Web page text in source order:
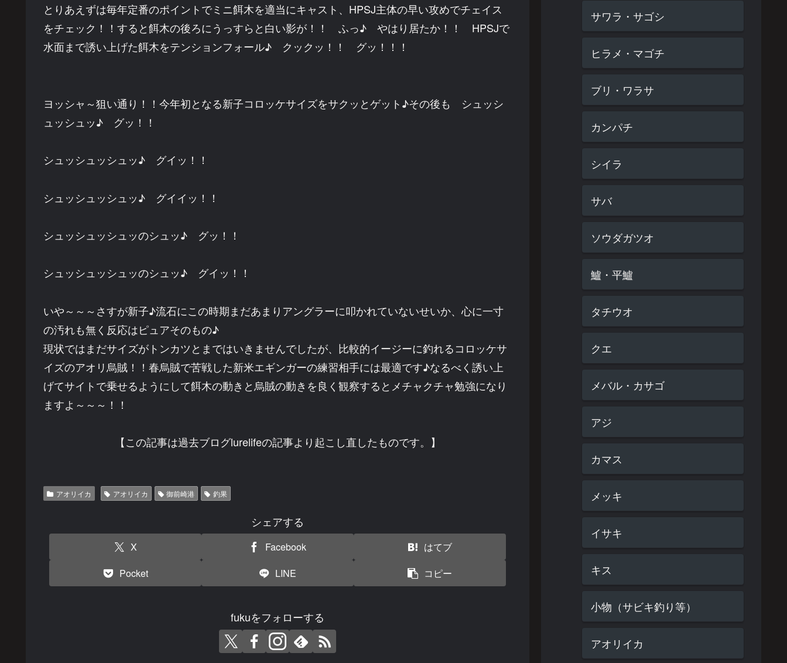
とりあえずは毎年定番のポイントでミニ餌木を適当にキャスト、HPSJ主体の早い攻めでチェイス
をチェック！！すると餌木の後ろにうっすらと白い影が！！ ふっ♪ やはり居たか！！ HPSJで
水面まで誘い上げた餌木をテンションフォール♪ クックッ！！ グッ！！！
ヨッシャ～狙い通り！！今年初となる新子コロッケサイズをサクッとゲット♪その後も シュッシ
ュッシュッ♪ グッ！！
シュッシュッシュッ♪ グイッ！！
シュッシュッシュッ♪ グイイッ！！
シュッシュッシュッのシュッ♪ グッ！！
シュッシュッシュッのシュッ♪ グイッ！！
いや～～～さすが新子♪流石にこの時期まだあまりアングラーに叩かれていないせいか、心に一寸
の汚れも無く反応はピュアそのもの♪
現状ではまだサイズがトンカツとまではいきませんでしたが、比較的イージーに釣れるコロッケサ
イズのアオリ烏賊！！春烏賊で苦戦した新米エギンガーの練習相手には最適です♪なるべく誘い上
げてサイトで乗せるようにして餌木の動きと烏賊の動きを良く観察するとメチャクチャ勉強になり
ますよ～～～！！
【この記事は過去ブログlurelifeの記事より起こし直したものです。】
アオリイカ アオリイカ 御前崎港 釣果
シェアする
X Facebook
はてブ
Pocket
LINE コピー
fukuをフォローする
サワラ・サゴシ
ヒラメ・マゴチ
ブリ・ワラサ
カンパチ
シイラ
サバ
ソウダガツオ
鱸・平鱸
タチウオ
クエ
メバル・カサゴ
アジ
カマス
メッキ
イサキ
キス
小物（サビキ釣り等）
アオリイカ